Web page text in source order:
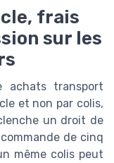
frais
sur les
achats transport
et non par colis,
un droit de
de cinq
même colis peut